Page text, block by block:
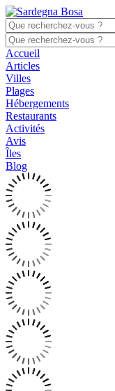
Accueil
Articles
Villes
Plages
Hébergements
Restaurants
Activités
Avis
Îles
Blog